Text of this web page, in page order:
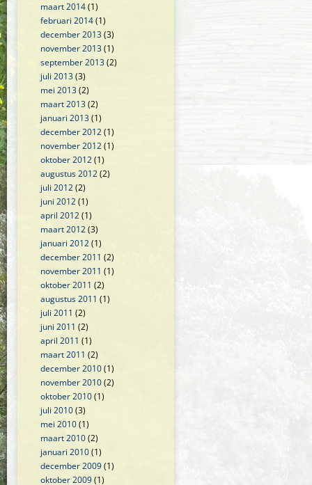
maart 2014(1)
februari 2014(1)
december 2013(3)
november 2013(1)
september 2013(2)
juli 2013(3)
mei 2013(2)
maart 2013(2)
januari 2013(1)
december 2012(1)
november 2012(1)
oktober 2012(1)
augustus 2012(2)
juli 2012(2)
juni 2012(1)
april 2012(1)
maart 2012(3)
januari 2012(1)
december 2011 (2)
november 2011 (1)
oktober 2011 (2)
augustus 2011 (1)
juli 2011 (2)
juni 2011 (2)
april 2011 (1)
maart 2011 (2)
december 2010(1)
november 2010(2)
oktober 2010(1)
juli 2010(3)
mei 2010(1)
maart 2010(2)
januari 2010(1)
december 2009(1)
oktober 2009(1)